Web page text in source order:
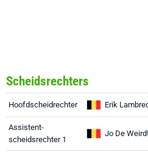
Scheidsrechters
Hoofdscheidrechter Erik
Assistent-
scheidsrechter 1
Jo De